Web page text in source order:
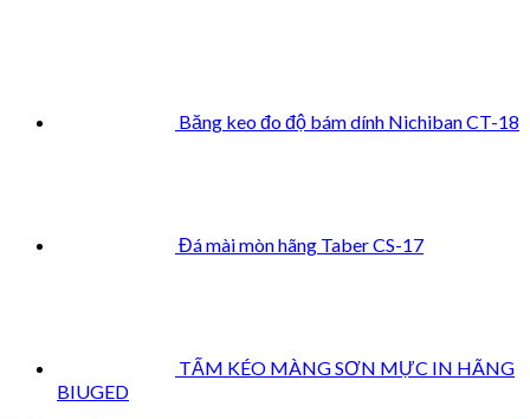
Băng keo đo độ bám dính Nichiban CT-18
Đá mài mòn hãng Taber CS-17
TẤM KÉO MÀNG SƠN MỰC IN HÃNG
BIUGED